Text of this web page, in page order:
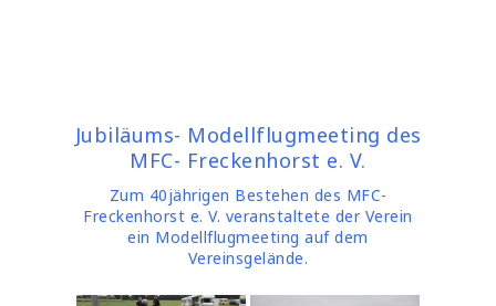
Jubiläums- Modellflugmeeting des
MFC- Freckenhorst e. V.
Zum 40jährigen Bestehen des MFC-
Freckenhorst e. V. veranstaltete der Verein
ein Modellflugmeeting auf dem
Vereinsgelände.